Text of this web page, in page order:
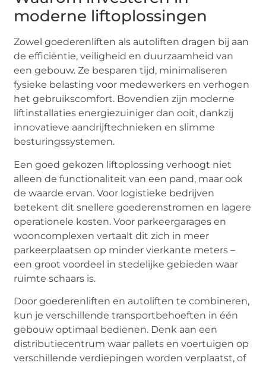
moderne liftoplossingen
Zowel goederenliften als autoliften dragen bij aan
de efficiëntie, veiligheid en duurzaamheid van
een gebouw. Ze besparen tijd, minimaliseren
fysieke belasting voor medewerkers en verhogen
het gebruikscomfort. Bovendien zijn moderne
liftinstallaties energiezuiniger dan ooit, dankzij
innovatieve aandrijftechnieken en slimme
besturingssystemen.
Een goed gekozen liftoplossing verhoogt niet
alleen de functionaliteit van een pand, maar ook
de waarde ervan. Voor logistieke bedrijven
betekent dit snellere goederenstromen en lagere
operationele kosten. Voor parkeergarages en
wooncomplexen vertaalt dit zich in meer
parkeerplaatsen op minder vierkante meters –
een groot voordeel in stedelijke gebieden waar
ruimte schaars is.
Door goederenliften en autoliften te combineren,
kun je verschillende transportbehoeften in één
gebouw optimaal bedienen. Denk aan een
distributiecentrum waar pallets en voertuigen op
verschillende verdiepingen worden verplaatst, of